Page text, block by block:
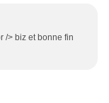
/> biz et bonne fin